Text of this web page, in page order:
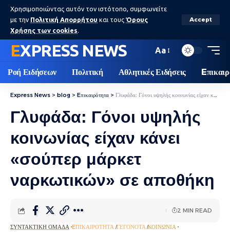
Χρησιμοποιώντας αυτόν τον ιστότοπο, συμφωνείτε
με την Πολιτική Απορρήτου και τους Όρους
Χρήσης των cookies.
Accept
EXPRESS NEWS Aa
Ροή Ειδήσεων Πολιτική Αθλητικές Ειδήσεις
Express News > blog > Eπικαιρότητα > Γλυφάδα: Γόνοι υψηλής κοινωνίας είχαν κάνει «σούπερ μάρκετ ναρκωτικών» σε αποθήκη
Γλυφάδα: Γόνοι υψηλής
κοινωνίας είχαν κάνει
«σούπερ μάρκετ
ναρκωτικών» σε αποθήκη
ΣΥΝΤΑΚΤΙΚΉ ΟΜΆΔΑ EΠΙΚΑΙΡΌΤΗΤΑ ΓΕΓΟΝΌΤΑ ΚΟΙΝΩΝΊΑ
2 MIN READ